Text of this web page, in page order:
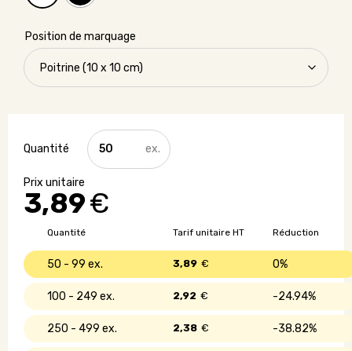
Position de marquage
3,89€
quantité
de
Tshirt
personnalisé
Quantité Réduction
Tarif unitaire HT
50 - 99 0%
3,89 €
100 - 249 24.94%
2,92 €
250 - 499 38.82%
2,38 €